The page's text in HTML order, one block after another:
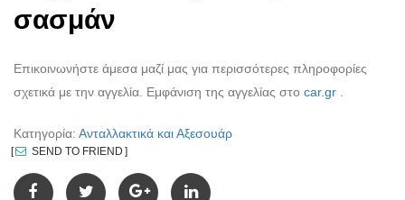
σασμάν
Επικοινωνήστε άμεσα μαζί μας για περισσότερες πληροφορίες
σχετικά με την αγγελία. Εμφάνιση της αγγελίας στο car.gr
Κατηγορία: Ανταλλακτικά και Αξεσουάρ
SEND TO FRIEND